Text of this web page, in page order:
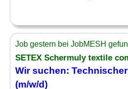
Job gestern bei JobMESH
SETEX Schermuly textile
Wir suchen:
(m/w/d)